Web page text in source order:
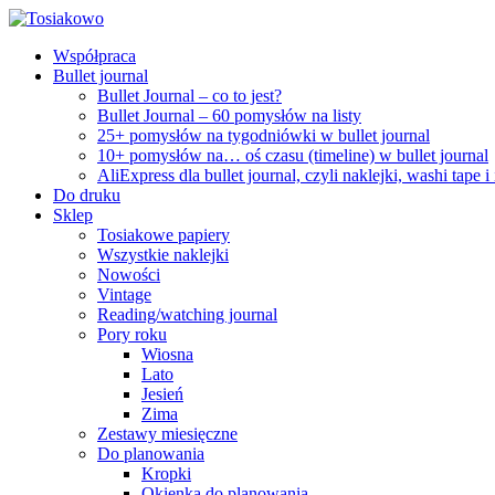
Współpraca
Bullet journal
Bullet Journal – co to jest?
Bullet Journal – 60 pomysłów na listy
25+ pomysłów na tygodniówki w bullet journal
10+ pomysłów na… oś czasu (timeline) w bullet journal
AliExpress dla bullet journal, czyli naklejki, washi tape i
Do druku
Sklep
Tosiakowe papiery
Wszystkie naklejki
Nowości
Vintage
Reading/watching journal
Pory roku
Wiosna
Lato
Jesień
Zima
Zestawy miesięczne
Do planowania
Kropki